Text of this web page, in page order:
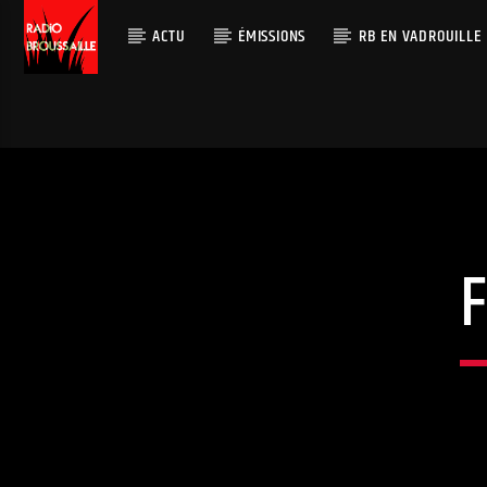
ACTU ÉMISSIONS RB EN VADROUILLE